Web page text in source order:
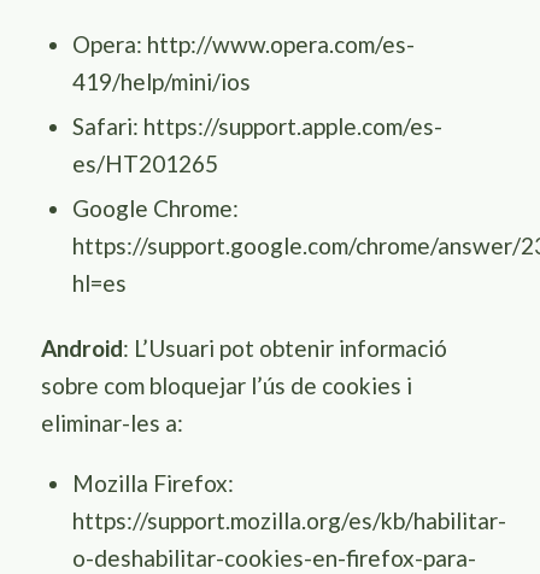
Opera: http://www.opera.com/es-
419/help/mini/ios
Safari: https://support.apple.com/es-
es/HT201265
Google Chrome:
https://support.google.com/chrome/answer/
hl=es
Android: L’Usuari pot obtenir informació
sobre com bloquejar l’ús de cookies i
eliminar-les a:
Mozilla Firefox:
https://support.mozilla.org/es/kb/habilitar-
o-deshabilitar-cookies-en-firefox-para-